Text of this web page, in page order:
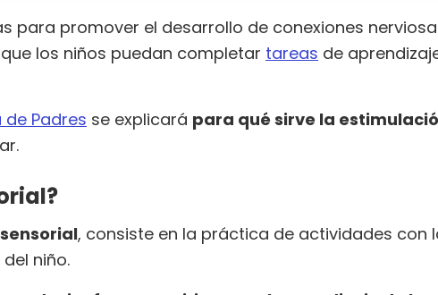
para promover el desarrollo de conexiones
los niños puedan completar tareas de
de Padres se explicará para qué sirve la
, consiste en la práctica de actividades con
niño.